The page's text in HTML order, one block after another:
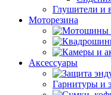
Глушители и
Моторезина
Аксессуары
Гарнитуры и